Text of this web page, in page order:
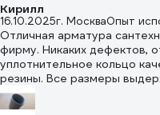
Кирилл
16.10.2025г. МоскваОпыт
Отличная арматура
фирму. Никаких дефектов,
уплотнительное кольцо
резины. Все размеры
немного дороже аналогов,
Рекомендую!